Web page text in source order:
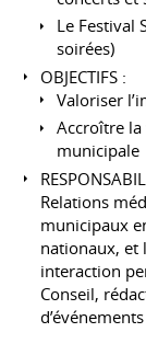
Le Festival
soirées)
OBJECTIFS :
Valoriser
Accroître la
municipale
Relations
municipaux
nationaux, et
interaction
Conseil,